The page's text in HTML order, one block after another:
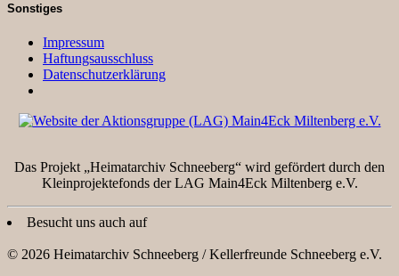
Sonstiges
Impressum
Haftungsausschluss
Datenschutzerklärung
Das Projekt „Heimatarchiv Schneeberg“ wird gefördert durch den
Kleinprojektefonds der LAG Main4Eck Miltenberg e.V.
Besucht uns auch auf
© 2026 Heimatarchiv Schneeberg / Kellerfreunde Schneeberg e.V.